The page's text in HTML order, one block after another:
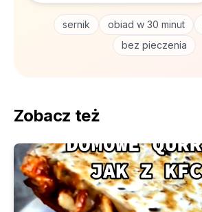
sernik obiad w 30 minut
bez pieczenia
Zobacz też